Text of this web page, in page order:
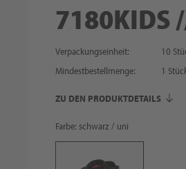
7180KIDS
Verpackungseinheit:
10
Mindestbestellmenge:
1
ZU DEN PRODUKTDETAILS
Farbe: schwarz / uni